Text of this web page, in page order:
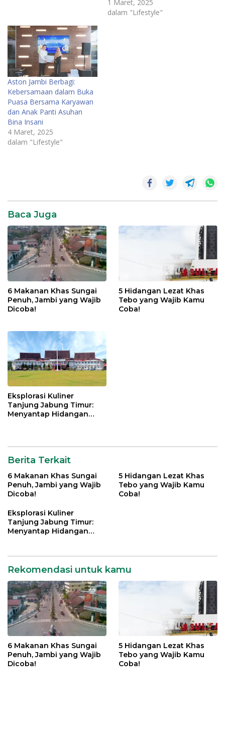
1 Maret, 2025
dalam "Lifestyle"
Aston Jambi Berbagi:
Kebersamaan dalam Buka
Puasa Bersama Karyawan
dan Anak Panti Asuhan
Bina Insani
4 Maret, 2025
dalam "Lifestyle"
Jambi
Baca Juga
6 Makanan Khas Sungai
Penuh, Jambi yang Wajib
Dicoba!
5 Hidangan Lezat Khas
Tebo yang Wajib Kamu
Coba!
Eksplorasi Kuliner
Tanjung Jabung Timur:
Menyantap Hidangan
Berita Terkait
6 Makanan Khas Sungai
Penuh, Jambi yang Wajib
Dicoba!
5 Hidangan Lezat Khas
Tebo yang Wajib Kamu
Coba!
Eksplorasi Kuliner
Tanjung Jabung Timur:
Menyantap Hidangan
Rekomendasi untuk kamu
6 Makanan Khas Sungai
Penuh, Jambi yang Wajib
Dicoba!
5 Hidangan Lezat Khas
Tebo yang Wajib Kamu
Coba!